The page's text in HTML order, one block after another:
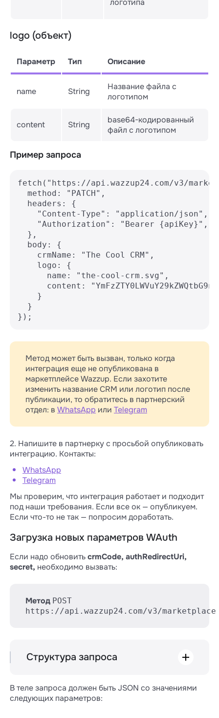
логотипа
logo (объект)
Параметр Тип Описание
name String
Название файла с
логотипом
content String
base64-кодированный
файл с логотипом
Пример запроса
fetch("https://api.wazzup24.com/v3/
  method: "PATCH",
  headers: {
    "Content-Type": "application/json",
    "Authorization": "Bearer {apiKey}",
  },
  body: {
    crmName: "The Cool CRM",
    logo: {
      name: "the-cool-crm.svg",
content:
    }
  }
});
Метод может быть вызван, только когда
интеграция еще не опубликована в
маркетплейсе Wazzup. Если захотите
изменить название CRM или логотип после
публикации, то обратитесь в партнерский
отдел: в WhatsApp или Telegram
2. Напишите в партнерку с просьбой опубликовать
интеграцию. Контакты:
WhatsApp
Telegram
Мы проверим, что интеграция работает и подходит
под наши требования. Если все ок — опубликуем.
Если что-то не так — попросим доработать.
Загрузка новых параметров WAuth
Если надо обновитьcrmCode, authRedirectUri,
secret, необходимо вызвать:
Метод POST
https://api.wazzup24.com/v3/marketplace
Структура запроса
POST /v3/marketplace
├── crmCode
В теле запроса должен быть JSON со значениями
следующих параметров: